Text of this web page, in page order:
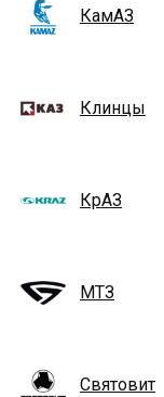
КамАЗ
Клинцы
КрАЗ
МТЗ
Святовит